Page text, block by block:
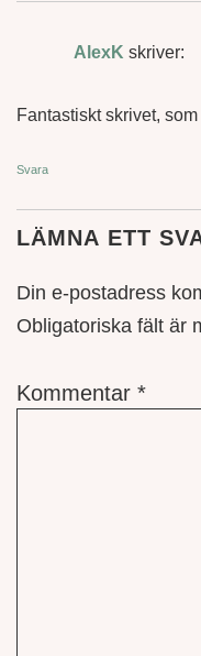
AlexK skriver:
Fantastiskt skrivet,
Svara
LÄMNA ETT
Din e-postadress
Obligatoriska fält är
Kommentar *